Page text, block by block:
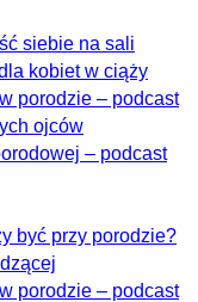
siebie na sali
kobiet w ciąży
porodzie – podcast
ojców
– podcast
być przy porodzie?
porodzie – podcast